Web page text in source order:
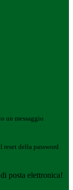
un messaggio
reset della password
posta elettronica!